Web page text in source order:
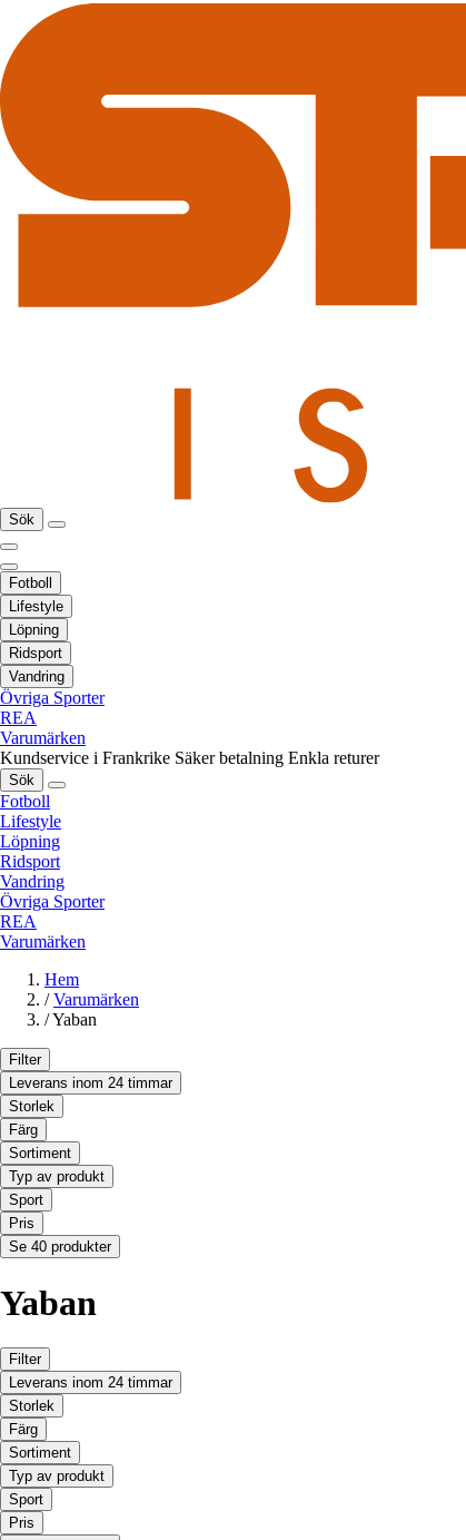
Sök
Fotboll
Lifestyle
Löpning
Ridsport
Vandring
Övriga Sporter
REA
Varumärken
Kundservice i Frankrike Säker betalning Enkla returer
Sök
Fotboll
Lifestyle
Löpning
Ridsport
Vandring
Övriga Sporter
REA
Varumärken
Hem
/ Varumärken
/Yaban
Filter
Leverans inom 24 timmar
Storlek
Färg
Sortiment
Typ av produkt
Sport
Pris
Se 40 produkter
Yaban
Filter
Leverans inom 24 timmar
Storlek
Färg
Sortiment
Typ av produkt
Sport
Pris